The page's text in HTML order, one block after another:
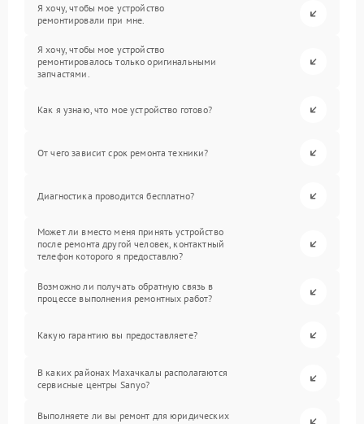
Я хочу, чтобы мое устройство
ремонтировали при мне.
Я хочу, чтобы мое устройство
ремонтировалось только оригинальными
запчастями.
Как я узнаю, что мое устройство готово?
От чего зависит срок ремонта техники?
Диагностика проводится бесплатно?
Может ли вместо меня принять устройство
после ремонта другой человек, контактный
телефон которого я предоставлю?
Возможно ли получать обратную связь в
процессе выполнения ремонтных работ?
Какую гарантию вы предоставляете?
В каких районах Махачкалы располагаются
сервисные центры Sanyo?
Выполняете ли вы ремонт для юридических